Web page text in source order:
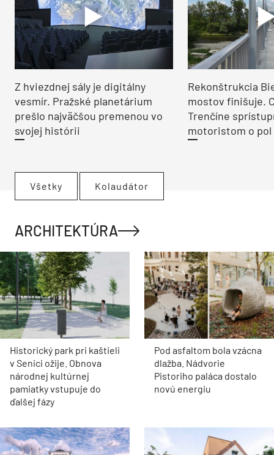
Z hviezdnej sály je digitálny
vesmír. Pražské planetárium
prešlo najväčšou premenou vo
svojej histórii
Rekonštrukcia
mostov finišuje.
Trenčíne
motoristom o pol
Všetky Kolaudátor
ARCHITEKTÚRA
Historický park pri kaštieli
v Senici ožije. Obnova
národnej kultúrnej
pamiatky vstupuje do
ďalšej fázy
Pod asfaltom bola vzácna
dlažba. Nádvorie
Pistoriho paláca dostalo
novú energiu